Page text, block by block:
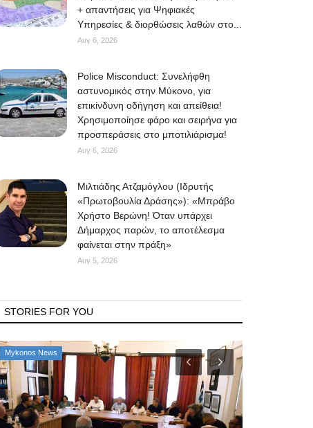
+ απαντήσεις για Ψηφιακές
Υπηρεσίες & διορθώσεις λαθών στο...
Αυγ 6, 2026
Police Misconduct: Συνελήφθη
αστυνομικός στην Μύκονο, για
επικίνδυνη οδήγηση και απείθεια!
Χρησιμοποίησε φάρο και σειρήνα για
προσπεράσεις στο μποτιλιάρισμα!
Αυγ 6, 2026
Μιλτιάδης Ατζαμόγλου (Ιδρυτής
«Πρωτοβουλία Δράσης»): «Μπράβο
Χρήστο Βερώνη! Όταν υπάρχει
Δήμαρχος παρών, το αποτέλεσμα
φαίνεται στην πράξη»
Αυγ 5, 2026
STORIES FOR YOU
Mykonos News